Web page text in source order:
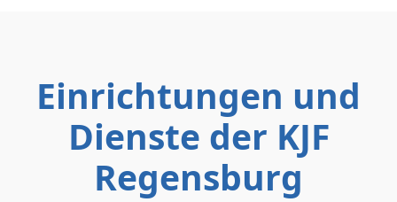
Einrichtungen und
Dienste der KJF
Regensburg